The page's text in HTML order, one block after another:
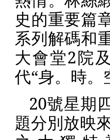
史的重要篇
系列解碼和
大會堂2院及
代“身。時。
20號星期
題分別放映